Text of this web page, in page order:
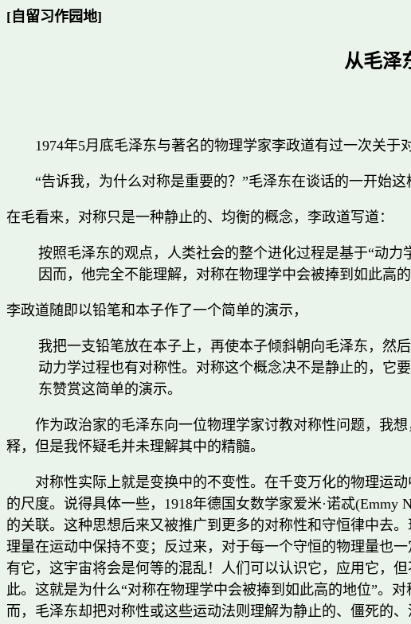
[自留习作园地]
从毛泽
1974年5月底毛泽东与著名的物理学家李政道有过一次关于
“告诉我，为什么对称是重要的？”毛泽东在谈话的一开始这
在毛看来，对称只是一种静止的、均衡的概念，李政道写道：
按照毛泽东的观点，人类社会的整个进化过程是基于“动
因而，他完全不能理解，对称在物理学中会被捧到如此高的
李政道随即以铅笔和本子作了一个简单的演示，
我把一支铅笔放在本子上，再使本子倾斜朝向毛泽东，然
动力学过程也有对称性。对称这个概念决不是静止的，它
东赞赏这简单的演示。
作为政治家的毛泽东向一位物理学家讨教对称性问题，我
释，但是我怀疑毛并未理解其中的精髓。
对称性实际上就是变换中的不变性。在千变万化的物理运
的尺度。说得具体一些，1918年德国女数学家爱米·诺忒
的关联。这种思想后来又被推广到更多的对称性和守恒律中去
理量在运动中保持不变；反过来，对于每一个守恒的物理量也
有它，这宇宙将会是何等的混乱！人们可以认识它，应用它，
此。这就是为什么“对称在物理学中会被捧到如此高的地位”。
而，毛泽东却把对称性或这些运动法则理解为静止的、僵死的